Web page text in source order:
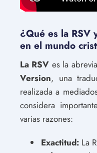
¿Qué es la RSV
en el mundo
La RSV es la
Version, una
realizada a
considera
varias razones:
Exactitud: La